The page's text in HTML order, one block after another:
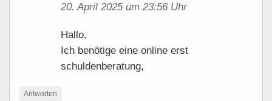
20. April 2025 um 23:56 Uhr
Hallo,
Ich benötige eine online erst
schuldenberatung,
Antworten